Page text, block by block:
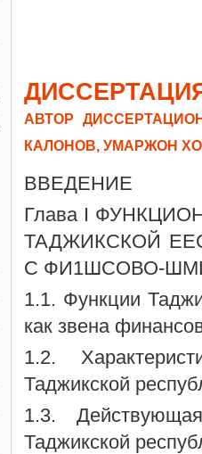
АВТОР
КАЛОНОВ, УМАРЖОН
ВВЕДЕНИЕ
Глава I
ТАДЖИКСКОЙ
С ФИ1ШСОВО-
1.1. Функции
как звена
1.2.
Таджикской
1.3.
Таджикской